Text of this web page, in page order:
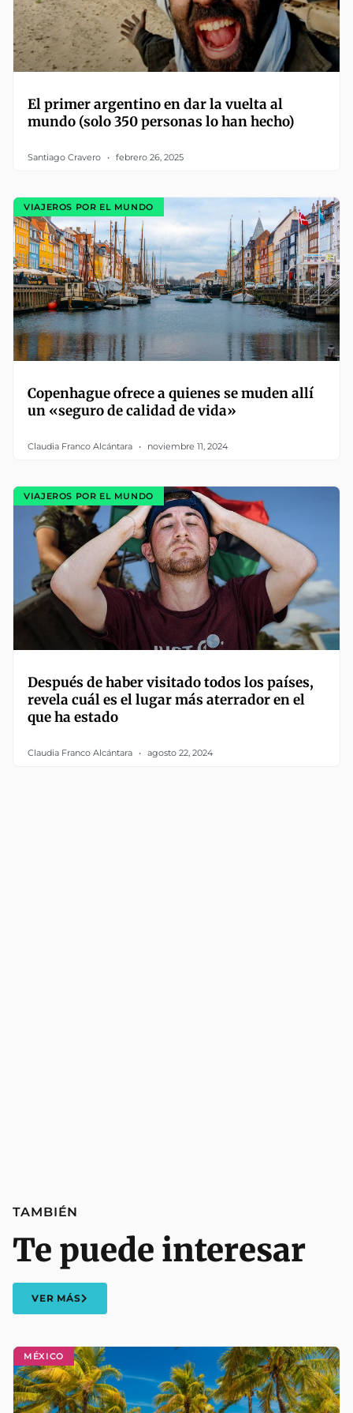
El primer argentino en dar la vuelta al
mundo (solo 350 personas lo han hecho)
Santiago Cravero febrero 26, 2025
VIAJEROS POR EL MUNDO
Copenhague ofrece a quienes se muden allí
un «seguro de calidad de vida»
Claudia Franco Alcántara noviembre 11, 2024
VIAJEROS POR EL MUNDO
Después de haber visitado todos los países,
revela cuál es el lugar más aterrador en el
que ha estado
Claudia Franco Alcántara agosto 22, 2024
MÉXICO
TAMBIÉN
Te puede interesar
VER MÁS